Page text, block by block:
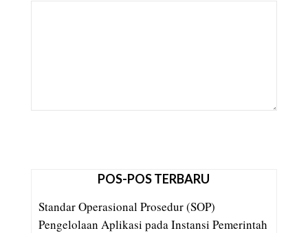
POS-POS TERBARU
Standar Operasional Prosedur (SOP)
Pengelolaan Aplikasi pada Instansi Pemerintah